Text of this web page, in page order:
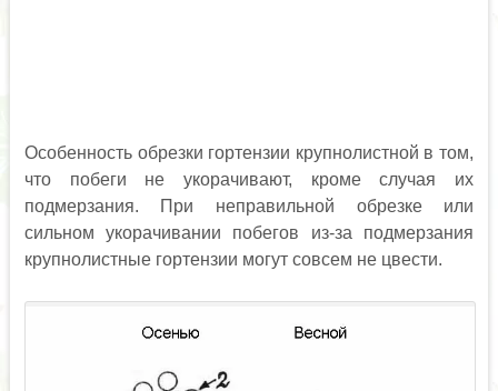
Особенность обрезки гортензии крупнолистной в том,
что побеги не укорачивают, кроме случая их
подмерзания. При неправильной обрезке или
сильном укорачивании побегов из-за подмерзания
крупнолистные гортензии могут совсем не цвести.